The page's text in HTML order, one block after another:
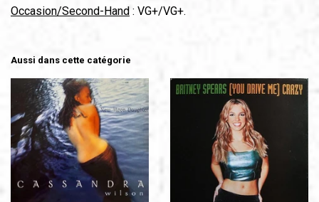
Occasion/Second-Hand : VG+/VG+.
Aussi dans cette catégorie